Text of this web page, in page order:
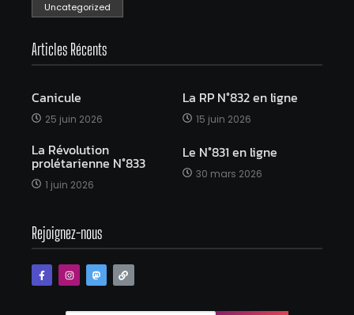
Uncategorized
Articles Récents
Canicule
25 juin 2026
La RP N°832 en ligne
15 juin 2026
La Révolution
prolétarienne N°833
1 juin 2026
Le N°831 en ligne
30 mars 2026
Rejoignez-nous